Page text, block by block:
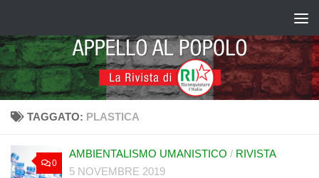
TAGGATO: PLASTICA
0
AMBIENTALISMO UMANISTICO / RIVISTA
5 NOVEMBRE 2019